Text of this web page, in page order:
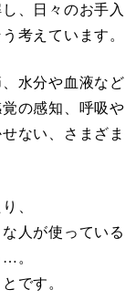
、日々のお手
考えています。
水分や血液など
の感知、呼吸や
ない、さまざ
、
人が使ってい
。
です。